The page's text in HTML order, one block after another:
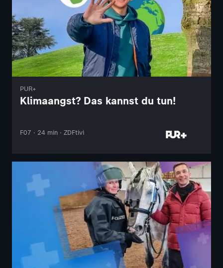
PUR+
Klimaangst? Das kannst du tun!
F07 · 24 min · ZDFtivi